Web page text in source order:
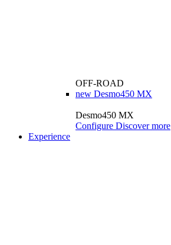
OFF-ROAD
new Desmo450 MX
Desmo450 MX
Configure Discover more
Experience